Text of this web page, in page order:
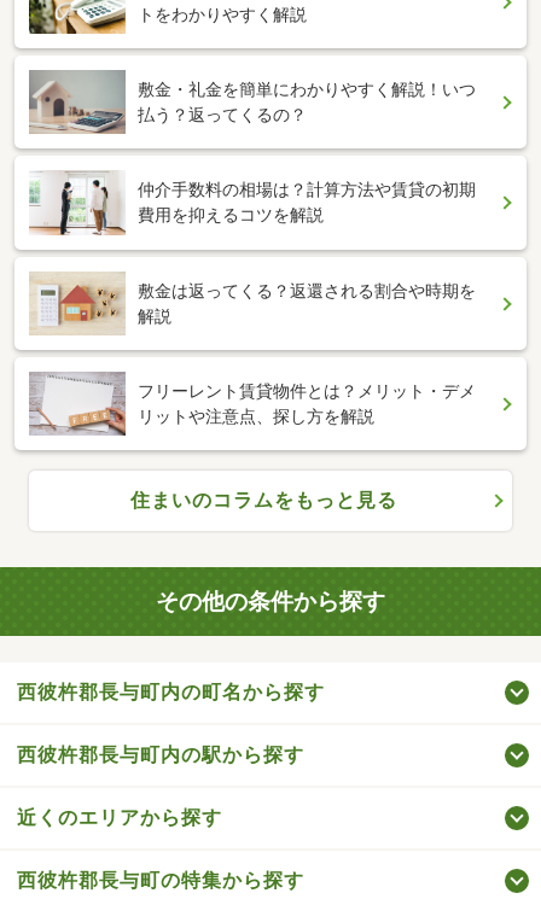
トをわかりやすく解説
敷金・礼金を簡単にわかりやすく解説！いつ
払う？返ってくるの？
仲介手数料の相場は？計算方法や賃貸の初期
費用を抑えるコツを解説
敷金は返ってくる？返還される割合や時期を
解説
フリーレント賃貸物件とは？メリット・デメ
リットや注意点、探し方を解説
住まいのコラムをもっと見る
その他の条件から探す
西彼杵郡長与町内の町名から探す
西彼杵郡長与町内の駅から探す
近くのエリアから探す
西彼杵郡長与町の特集から探す